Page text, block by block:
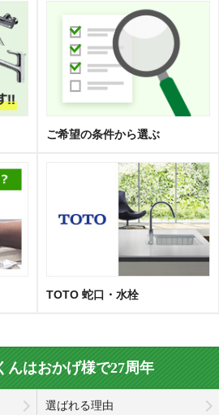
ご希望の条件から選ぶ
TOTO 蛇口・水栓
んはおかげ様で27周年
選ばれる理由